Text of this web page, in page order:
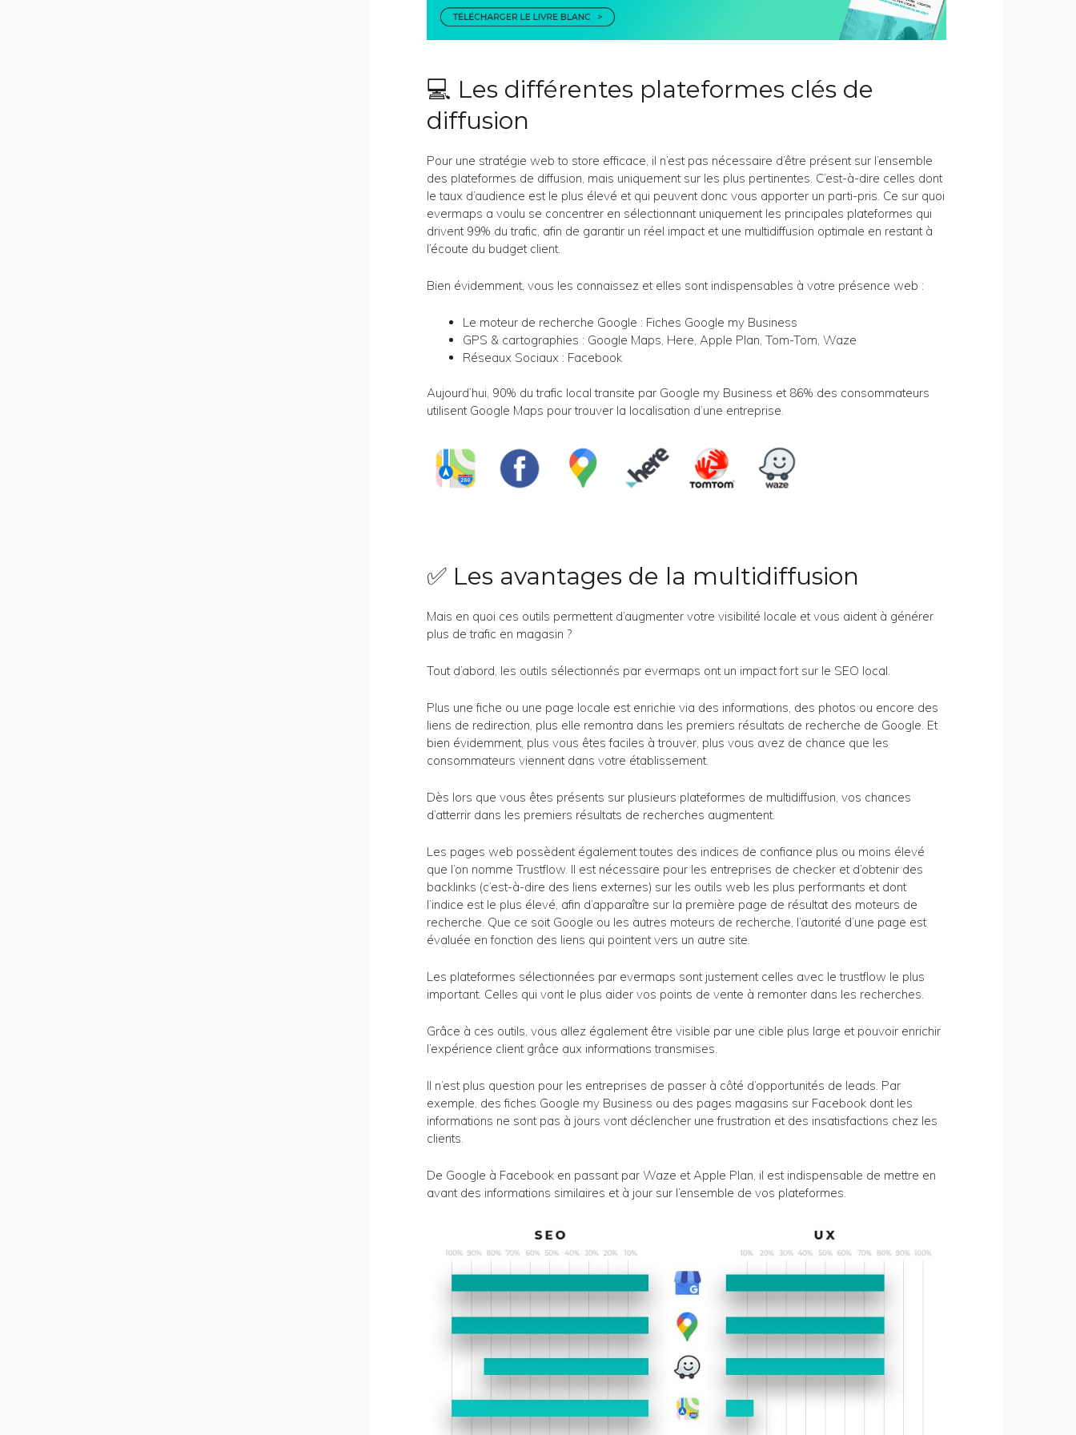
💻 Les différentes plateformes clés de
diffusion
Pour une stratégie web to store efficace, il n’est pas nécessaire d’être présent sur l’ensemble
des plateformes de diffusion, mais uniquement sur les plus pertinentes. C’est-à-dire celles dont
le taux d’audience est le plus élevé et qui peuvent donc vous apporter un parti-pris. Ce sur quoi
evermaps a voulu se concentrer en sélectionnant uniquement les principales plateformes qui
drivent 99% du trafic, afin de garantir un réel impact et une multidiffusion optimale en restant à
l’écoute du budget client.
Bien évidemment, vous les connaissez et elles sont indispensables à votre présence web :
Le moteur de recherche Google : Fiches Google my Business
GPS & cartographies : Google Maps, Here, Apple Plan, Tom-Tom, Waze
Réseaux Sociaux : Facebook
Aujourd’hui, 90% du trafic local transite par Google my Business et 86% des consommateurs
utilisent Google Maps pour trouver la localisation d’une entreprise.
✅ Les avantages de la multidiffusion
Mais en quoi ces outils permettent d’augmenter votre visibilité locale et vous aident à générer
plus de trafic en magasin ?
Tout d’abord, les outils sélectionnés par evermaps ont un impact fort sur le SEO local.
Plus une fiche ou une page locale est enrichie via des informations, des photos ou encore des
liens de redirection, plus elle remontra dans les premiers résultats de recherche de Google. Et
bien évidemment, plus vous êtes faciles à trouver, plus vous avez de chance que les
consommateurs viennent dans votre établissement.
Dès lors que vous êtes présents sur plusieurs plateformes de multidiffusion, vos chances
d’atterrir dans les premiers résultats de recherches augmentent.
Les pages web possèdent également toutes des indices de confiance plus ou moins élevé
que l’on nomme Trustflow. Il est nécessaire pour les entreprises de checker et d’obtenir des
backlinks (c’est-à-dire des liens externes) sur les outils web les plus performants et dont
l’indice est le plus élevé, afin d’apparaître sur la première page de résultat des moteurs de
recherche. Que ce soit Google ou les autres moteurs de recherche, l’autorité d’une page est
évaluée en fonction des liens qui pointent vers un autre site.
Les plateformes sélectionnées par evermaps sont justement celles avec le trustflow le plus
important. Celles qui vont le plus aider vos points de vente à remonter dans les recherches.
Grâce à ces outils, vous allez également être visible par une cible plus large et pouvoir enrichir
l’expérience client grâce aux informations transmises.
Il n’est plus question pour les entreprises de passer à côté d’opportunités de leads. Par
exemple, des fiches Google my Business ou des pages magasins sur Facebook dont les
informations ne sont pas à jours vont déclencher une frustration et des insatisfactions chez les
clients.
De Google à Facebook en passant par Waze et Apple Plan, il est indispensable de mettre en
avant des informations similaires et à jour sur l’ensemble de vos plateformes.